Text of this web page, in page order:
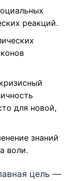
реакций.
кризисный
для новой,
знаний
воли.
цель —